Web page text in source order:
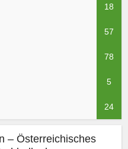
18
57
78
5
24
– Österreichisches